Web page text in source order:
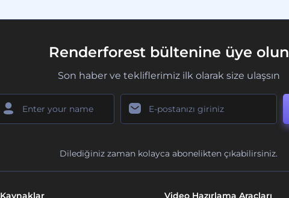
Renderforest bültenine üye olun
Son haber ve tekliflerimiz ilk olarak size ulaşsın
Dilediğiniz zaman kolayca abonelikten çıkabilirsiniz.
Kaynaklar Video Hazırlama Araçları